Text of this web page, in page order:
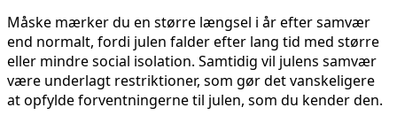
Måske mærker du en større længsel i år efter samvær
end normalt, fordi julen falder efter lang tid med større
eller mindre social isolation. Samtidig vil julens samvær
være underlagt restriktioner, som gør det vanskeligere
at opfylde forventningerne til julen, som du kender den.